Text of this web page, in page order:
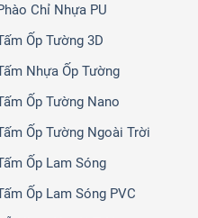
Chỉ Nhựa PU
Ốp Tường 3D
Nhựa Ốp Tường
Ốp Tường Nano
Ốp Tường Ngoài Trời
Ốp Lam Sóng
Ốp Lam Sóng PVC